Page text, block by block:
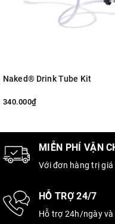
Naked® Drink Tube Kit
340.000₫
MIỄN PHÍ VẬN
Với đơn hàng trị
HỖ TRỢ 24/7
Hỗ trợ 24h/ngày